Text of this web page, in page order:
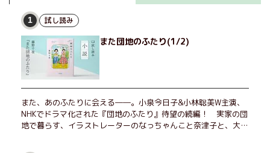
1 試し読み
また団地のふたり(1/2)
また、あのふたりに会える――。小泉今日子&小林聡美W主演、
NHKでドラマ化された『団地のふたり』待望の続編！ 実家の団
地で暮らす、イラストレーターのなっちゃんこと奈津子と、大学